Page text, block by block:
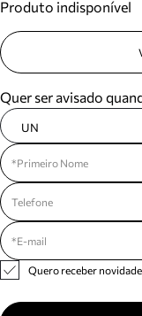
Produto indisponível
Quer ser avisado
UN
Quero receber